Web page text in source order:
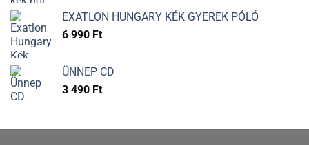
EXATLON HUNGARY KÉK GYEREK PÓLÓ
6 990 Ft
ÜNNEP CD
3 490 Ft